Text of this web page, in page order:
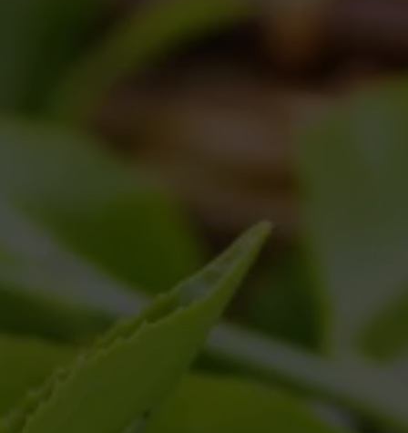
Mentions légales
20095 Hamburg
Téléphone : +49 40 – 42 30 11-0
Fax : +49 40 – 42 30 11-99
E-Mail:
info@choice-organic.com
Amtsgericht Hamburg